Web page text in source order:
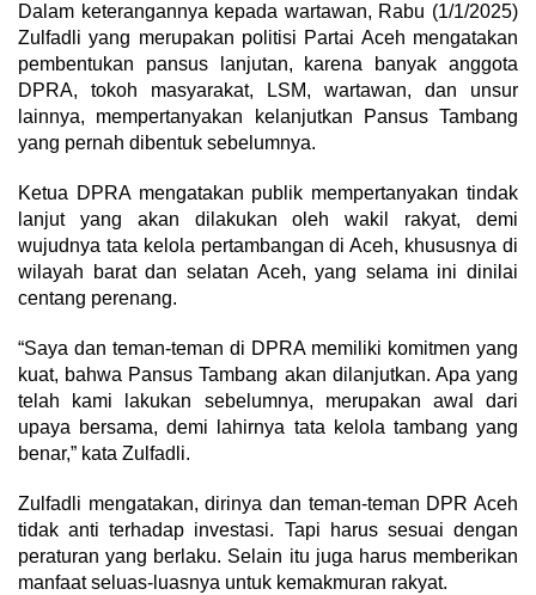
Dalam keterangannya kepada wartawan, Rabu (1/1/2025)
Zulfadli yang merupakan politisi Partai Aceh mengatakan
pembentukan pansus lanjutan, karena banyak anggota
DPRA, tokoh masyarakat, LSM, wartawan, dan unsur
lainnya, mempertanyakan kelanjutkan Pansus Tambang
yang pernah dibentuk sebelumnya.
Ketua DPRA mengatakan publik mempertanyakan tindak
lanjut yang akan dilakukan oleh wakil rakyat, demi
wujudnya tata kelola pertambangan di Aceh, khususnya di
wilayah barat dan selatan Aceh, yang selama ini dinilai
centang perenang.
“Saya dan teman-teman di DPRA memiliki komitmen yang
kuat, bahwa Pansus Tambang akan dilanjutkan. Apa yang
telah kami lakukan sebelumnya, merupakan awal dari
upaya bersama, demi lahirnya tata kelola tambang yang
benar,” kata Zulfadli.
Zulfadli mengatakan, dirinya dan teman-teman DPR Aceh
tidak anti terhadap investasi. Tapi harus sesuai dengan
peraturan yang berlaku. Selain itu juga harus memberikan
manfaat seluas-luasnya untuk kemakmuran rakyat.